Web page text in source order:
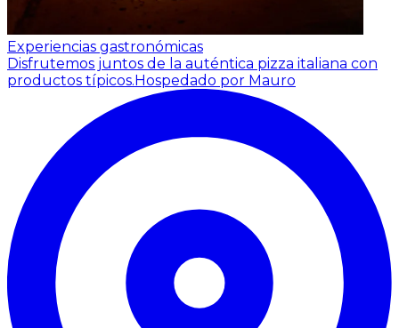
Experiencias gastronómicas
Disfrutemos juntos de la auténtica pizza italiana con
productos típicos.Hospedado por Mauro